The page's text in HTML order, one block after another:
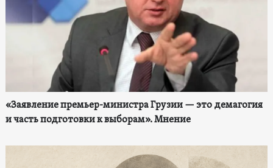
«Заявление премьер-министра Грузии — это демагогия
и часть подготовки к выборам». Мнение